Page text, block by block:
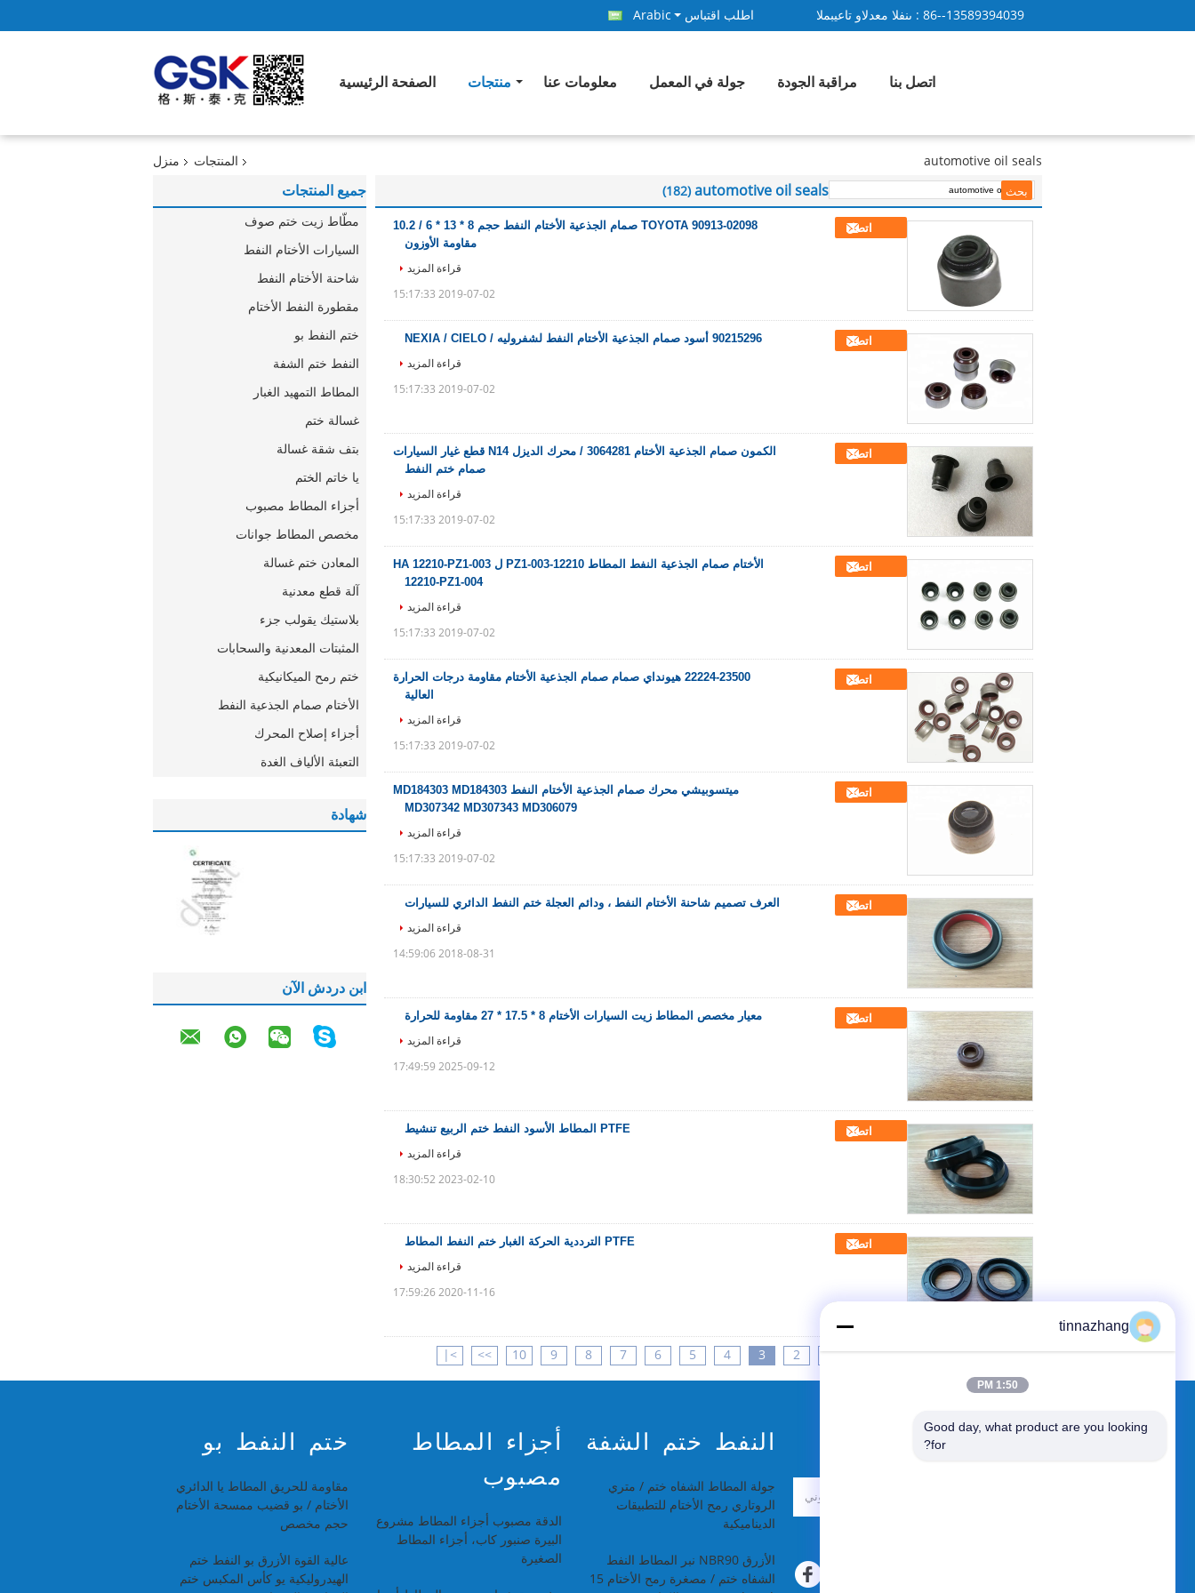
المبيعات والدعم الفنى : 86--13589394039 اطلب اقتباس Arabic
الصفحة الرئيسية منتجات معلومات عنا جولة في المعمل مراقبة الجودة اتصل بنا
منزل المنتجات automotive oil seals
جميع المنتجات
مطّاط زيت ختم صوف
السيارات الأختام النفط
شاحنة الأختام النفط
مقطورة النفط الأختام
ختم النفط بو
النفط ختم الشفة
المطاط التمهيد الغبار
غسالة ختم
بتف شقة غسالة
يا خاتم الختم
أجزاء المطاط مصبوب
مخصص المطاط جوانات
المعادن ختم غسالة
آلة قطع معدنية
بلاستيك يقولب جزء
المثبتات المعدنية والسحابات
ختم رمح الميكانيكية
الأختام صمام الجذعية النفط
أجزاء إصلاح المحرك
التعبئة الألياف الغدة
شهادة
ابن دردش الآن
automotive oil seals
(182)
90913-02098 TOYOTA صمام الجذعية الأختام النفط حجم 8 * 13 * 6 / 10.2
مقاومة الأوزون
اتصل
قراءة المزيد
2019-07-02 15:17:33
90215296 أسود صمام الجذعية الأختام النفط لشفروليه / NEXIA / CIELO اتصل
قراءة المزيد
2019-07-02 15:17:33
الكمون صمام الجذعية الأختام 3064281 / محرك الديزل N14 قطع غيار السيارات
صمام ختم النفط
اتصل
قراءة المزيد
2019-07-02 15:17:33
الأختام صمام الجذعية النفط المطاط 12210-PZ1-003 ل HA 12210-PZ1-003
12210-PZ1-004
اتصل
قراءة المزيد
2019-07-02 15:17:33
22224-23500 هيونداي صمام صمام الجذعية الأختام مقاومة درجات الحرارة
العالية
اتصل
قراءة المزيد
2019-07-02 15:17:33
ميتسوبيشي محرك صمام الجذعية الأختام النفط MD184303 MD184303
MD307342 MD307343 MD306079
اتصل
قراءة المزيد
2019-07-02 15:17:33
العرف تصميم شاحنة الأختام النفط ، ودائم العجلة ختم النفط الدائري للسيارات اتصل
قراءة المزيد
2018-08-31 14:59:06
معيار مخصص المطاط زيت السيارات الأختام 8 * 17.5 * 27 مقاومة للحرارة اتصل
قراءة المزيد
2025-09-12 17:49:59
PTFE المطاط الأسود النفط ختم الربيع تنشيط اتصل
قراءة المزيد
2023-02-10 18:30:52
PTFE الترددية الحركة الغبار ختم النفط المطاط اتصل
قراءة المزيد
2020-11-16 17:59:26
Page 3 of 19
|<
<<
1
2
3
4
5
6
7
8
9
10
>>
>|
ختم النفط بو
مقاومة للحريق المطاط يا الدائري
الأختام / بو قضيب ممسحة الأختام
حجم مخصص
عالية القوة الأزرق بو النفط ختم
الهيدروليكية يو كأس المكبس ختم
أجزاء المطاط
مصبوب
الدقة مصبوب أجزاء المطاط مشروع
البيرة صنبور كاب، أجزاء المطاط
الصغيرة
النفط ختم الشفة
جولة المطاط الشفاه ختم / متري
الروتاري رمح الأختام للتطبيقات
الديناميكية
الأزرق NBR90 نبر المطاط النفط
الشفاه ختم / مصغرة رمح الأختام 15
طلب اقتباس
tinnazhang
1:50 PM
Good day, what product are you looking
for?